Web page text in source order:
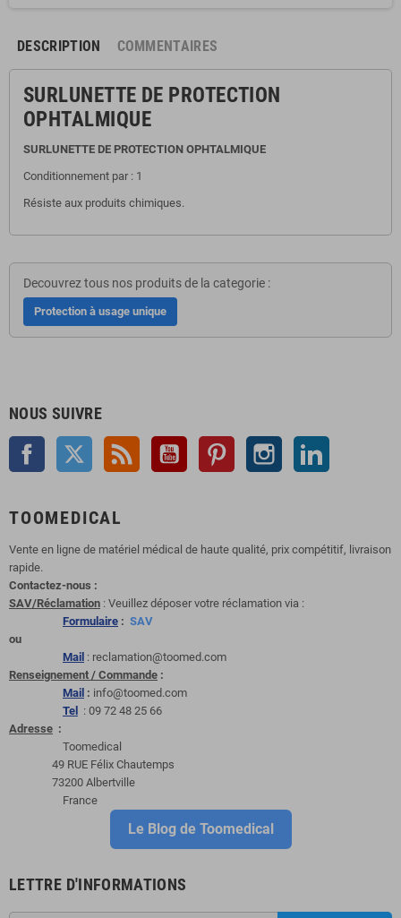
DESCRIPTION COMMENTAIRES
SURLUNETTE DE PROTECTION
OPHTALMIQUE
SURLUNETTE DE PROTECTION OPHTALMIQUE
Conditionnement par : 1
Résiste aux produits chimiques.
Decouvrez tous nos produits de la categorie :
Protection à usage unique
NOUS SUIVRE
Facebook Twitter Rss YouTube Pinterest Instagram
TOOMEDICAL
Vente en ligne de matériel médical de haute qualité, prix compétitif, livraison
rapide.
Contactez-nous :
SAV/Réclamation : Veuillez déposer votre réclamation via :
Formulaire : SAV
ou
Mail : reclamation@toomed.com
Renseignement / Commande :
Mail : info@toomed.com
Tel : 09 72 48 25 66
Adresse :
Toomedical
49 RUE Félix Chautemps
73200 Albertville
France
Le Blog de Toomedical
LETTRE D'INFORMATIONS